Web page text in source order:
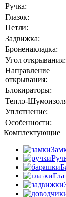
Ручка:
Глазок:
Петли:
Задвижка:
Броненакладка:
Угол открывания:
Направление
открывания:
Блокираторы:
Тепло-
Уплотнение:
Особенности:
Комплектующие